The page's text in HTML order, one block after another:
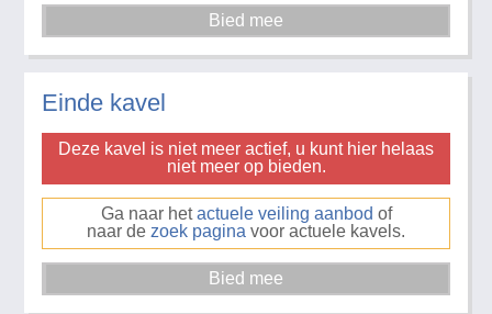
Einde kavel
Deze kavel is niet meer actief, u kunt hier helaas
niet meer op bieden.
Ga naar hetactuele veiling aanbod of
naar de zoek pagina voor actuele kavels.